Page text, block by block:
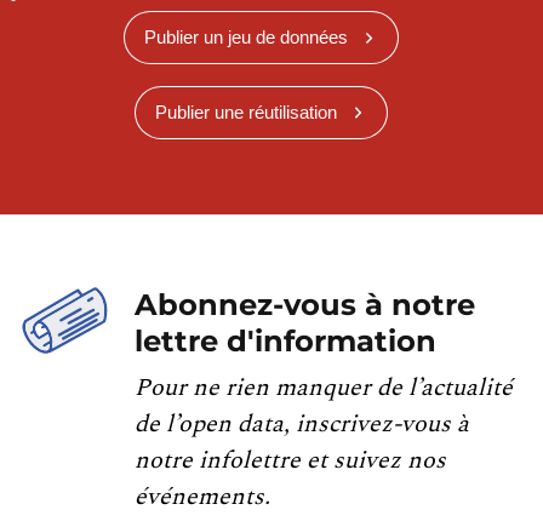
Publier un jeu de données
Publier une réutilisation
Abonnez-vous à notre
lettre d'information
Pour ne rien manquer de l’actualité
de l’open data, inscrivez-vous à
notre infolettre et suivez nos
événements.